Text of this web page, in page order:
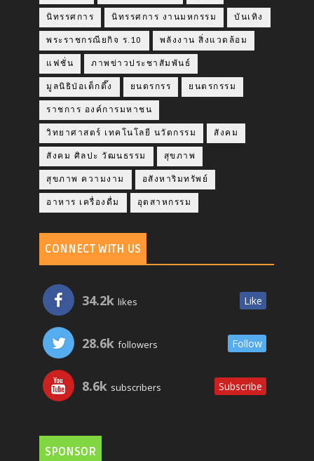
นิทรรศการ นิทรรศการ งานมหกรรม บันเทิง
พระราชกรณียกิจ ร.10 พลังงาน สิ่งแวดล้อม
แฟชั่น ภาพข่าวประชาสัมพันธ์
มูลนิธิป่อเต็กตึ๊ง ยนตรกรร ยนตรกรรม
ราชการ องค์การมหาชน
วิทยาศาสตร์ เทคโนโลยี นวัตกรรม สังคม
สังคม ศิลปะ วัฒนธรรม สุขภาพ
สุขภาพ ความงาม อสังหาริมทรัพย์
อาหาร เครื่องดื่ม อุตสาหกรรม
CONNECT WITH US
34.2k likes Like
28.6k followers Follow
8.6k subscribers Subscribe
SPONSOR